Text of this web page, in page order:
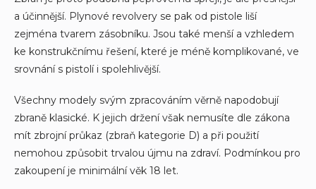
r
v
k
y
v
ý
i
s
u
a účinnější. Plynové revolvery se pak od pistole liší
zejména tvarem zásobníku. Jsou také menší a vzhledem
ke konstrukčnímu řešení, které je méně komplikované, ve
srovnání s pistolí i spolehlivější.
Všechny modely svým zpracováním věrně napodobují
zbraně klasické. K jejich držení však nemusíte dle zákona
mít zbrojní průkaz (zbraň kategorie D) a při použití
nemohou způsobit trvalou újmu na zdraví. Podmínkou pro
zakoupení je minimální věk 18 let.